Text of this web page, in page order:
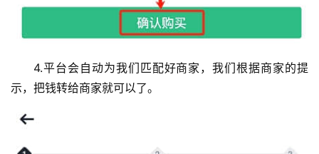
新
行
4.平台会自动为我们匹配好商家，我们根据商家的提
示，把钱转给商家就可以了。